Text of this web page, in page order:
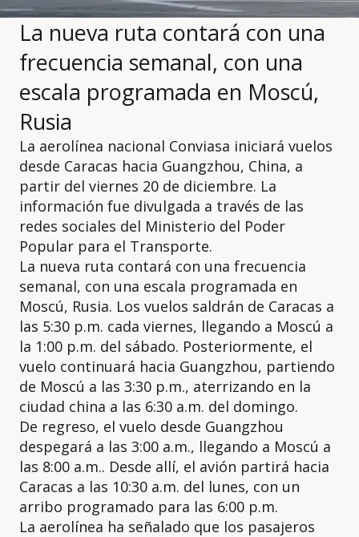
La nueva ruta contará con una
frecuencia semanal, con una
escala programada en Moscú,
Rusia
La aerolínea nacional Conviasa iniciará vuelos
desde Caracas hacia Guangzhou, China, a
partir del viernes 20 de diciembre. La
información fue divulgada a través de las
redes sociales del Ministerio del Poder
Popular para el Transporte.
La nueva ruta contará con una frecuencia
semanal, con una escala programada en
Moscú, Rusia. Los vuelos saldrán de Caracas a
las 5:30 p.m. cada viernes, llegando a Moscú a
la 1:00 p.m. del sábado. Posteriormente, el
vuelo continuará hacia Guangzhou, partiendo
de Moscú a las 3:30 p.m., aterrizando en la
ciudad china a las 6:30 a.m. del domingo.
De regreso, el vuelo desde Guangzhou
despegará a las 3:00 a.m., llegando a Moscú a
las 8:00 a.m.. Desde allí, el avión partirá hacia
Caracas a las 10:30 a.m. del lunes, con un
arribo programado para las 6:00 p.m.
La aerolínea ha señalado que los pasajeros